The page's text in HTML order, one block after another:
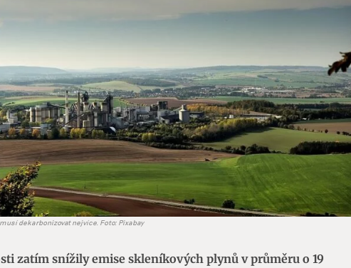
dekarbonizovat nejvíce. Foto: Pixabay
zatím snížily emise skleníkových plynů v průměru o 19